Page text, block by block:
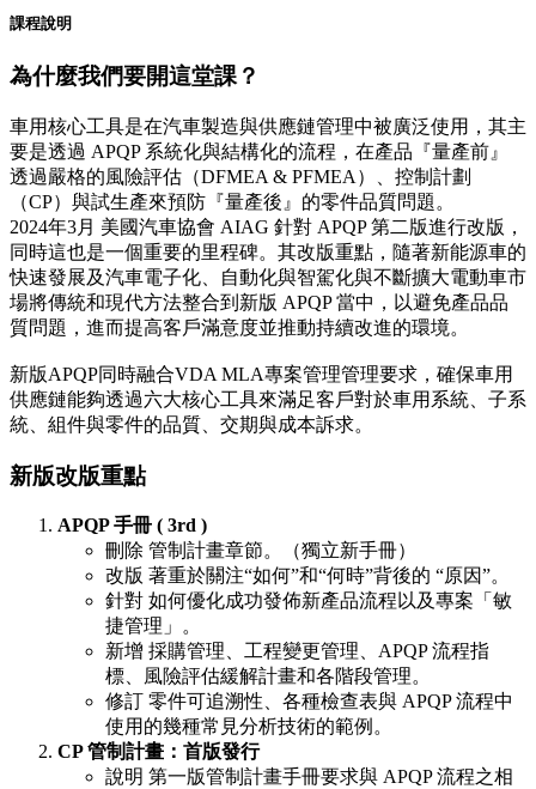
課程說明
為什麼我們要開這堂課？
車用核心工具是在汽車製造與供應鏈管理中被廣泛使用，其主
要是透過 APQP 系統化與結構化的流程，在產品『量產前』
透過嚴格的風險評估（DFMEA & PFMEA）、控制計劃
（CP）與試生產來預防『量產後』的零件品質問題。
2024年3月 美國汽車協會 AIAG 針對 APQP 第二版進行改版，
同時這也是一個重要的里程碑。其改版重點，隨著新能源車的
快速發展及汽車電子化、自動化與智駕化與不斷擴大電動車市
場將傳統和現代方法整合到新版 APQP 當中，以避免產品品
質問題，進而提高客戶滿意度並推動持續改進的環境。
新版APQP同時融合VDA MLA專案管理管理要求，確保車用
供應鏈能夠透過六大核心工具來滿足客戶對於車用系統、子系
統、組件與零件的品質、交期與成本訴求。
新版改版重點
APQP 手冊 ( 3rd )
刪除 管制計畫章節。（獨立新手冊）
改版 著重於關注“如何”和“何時”背後的 “原因”。
針對 如何優化成功發佈新產品流程以及專案「敏
捷管理」。
新增 採購管理、工程變更管理、APQP 流程指
標、風險評估緩解計畫和各階段管理。
修訂 零件可追溯性、各種檢查表與 APQP 流程中
使用的幾種常見分析技術的範例。
CP 管制計畫：首版發行
說明 第一版管制計畫手冊要求與 APQP 流程之相